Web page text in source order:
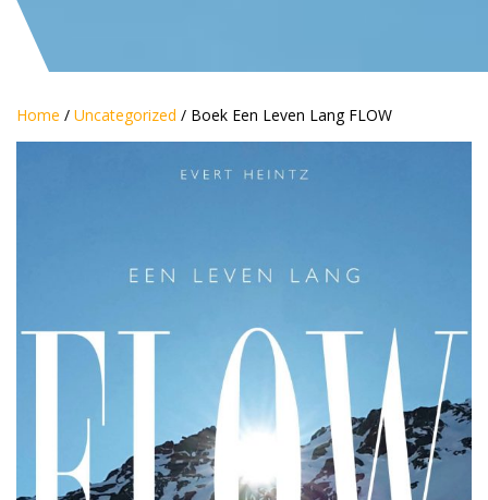
Home / Uncategorized / Boek Een Leven Lang FLOW